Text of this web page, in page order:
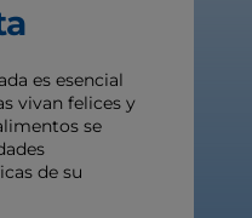
es esencial
vivan felices y
se
de su